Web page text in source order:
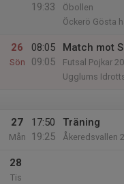
19:33
Öbollen
Öckerö Gösta
26
Sön
08:05
09:05
Match mot
Futsal Pojkar
Ugglums
27
Mån
17:50
19:25
Träning
Åkeredsvallen 2
28
Tis